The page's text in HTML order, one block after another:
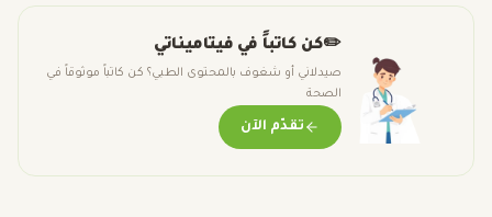
✏️كن كاتباً في فيتاميناتي
صيدلاني أو شغوف بالمحتوى الطبي؟ كن كاتباً موثوقاً في
الصحة
تقدّم الآن